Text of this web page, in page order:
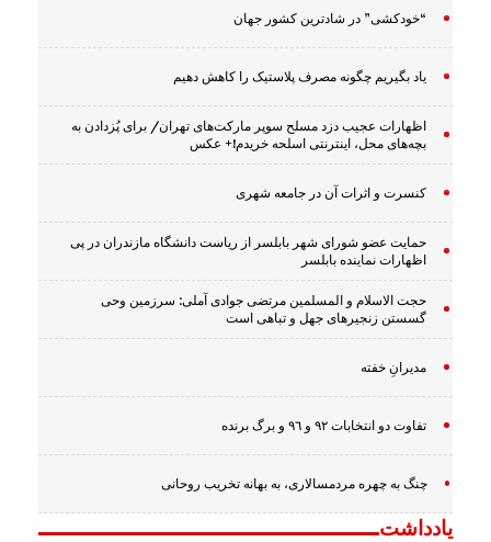
“خودکشی” در شادترین کشور جهان
یاد بگیریم چگونه مصرف پلاستیک را کاهش دهیم
اظهارات عجیب دزد مسلح سوپر مارکت‌های تهران/ برای پُزدادن به
بچه‌های محل، اینترنتی اسلحه خریدم!+ عکس
کنسرت و اثرات آن در جامعه شهری
حمایت عضو شورای شهر بابلسر از ریاست دانشگاه مازندران در پی
اظهارات نماینده بابلسر
حجت الاسلام و المسلمین مرتضی جوادی آملی: سرزمین وحى
گسستن زنجیرهاى جهل و تباهى است
مدیرانِ خفته
تفاوت دو انتخابات ٩٢ و ٩٦ و برگ برنده
چنگ به چهره مردمسالاری، به بهانه تخریب روحانی
یادداشت